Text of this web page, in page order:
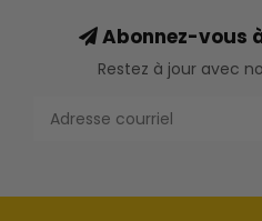
Abonnez-vous
Restez à jour avec